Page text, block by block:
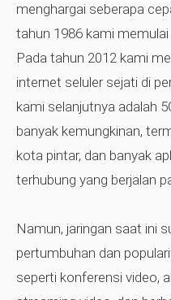
menghargai seberapa
tahun 1986 kami
Pada tahun 2012 kami
internet seluler sejati di
kami selanjutnya adalah
banyak kemungkinan,
kota pintar, dan banyak
terhubung yang berjalan
Namun, jaringan saat ini
pertumbuhan dan
seperti konferensi video,